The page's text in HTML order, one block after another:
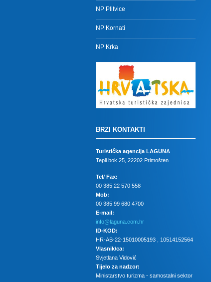
NP Plitvice
NP Kornati
NP Krka
BRZI KONTAKTI
Turistička agencija LAGUNA
Tepli bok 25, 22202 Primošten
Tel/ Fax:
00 385 22 570 558
Mob:
00 385 99 680 4700
E-mail:
info@laguna.com.hr
ID-KOD:
HR-AB-22-15010005193 , 10514152564
Vlasnik/ca:
Svjetlana Vidović
Tijelo za nadzor:
Ministarstvo turizma - samostalni sektor